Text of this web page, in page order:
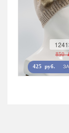
850
425 руб.